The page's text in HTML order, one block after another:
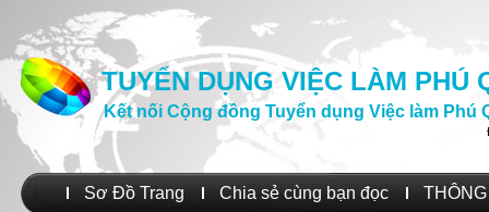
TUYỂN DỤNG VIỆC LÀM PHÚ
Kết nối Cộng đồng Tuyển dụng Việc làm Phú
Sơ Đồ Trang Chia sẻ cùng bạn đọc